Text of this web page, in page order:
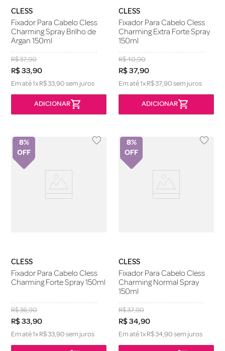
CLESS
Fixador Para Cabelo Cless
Charming Spray Brilho de
Argan 150ml
R$37,90
R$33,90
Em até1xR$33,90sem juros
CLESS
Fixador Para Cabelo Cless
Charming Extra Forte Spray
150ml
R$40,90
R$37,90
Em até1xR$37,90sem juros
8%
CLESS
Fixador Para Cabelo Cless
Charming Forte Spray 150ml
R$36,90
R$33,90
Em até1xR$33,90sem juros
8%
CLESS
Fixador Para Cabelo Cless
Charming Normal Spray
150ml
R$37,90
R$34,90
Em até1xR$34,90sem juros